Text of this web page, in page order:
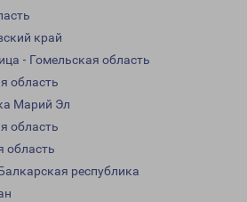
край
- Гомельская область
область
Марий Эл
область
область
республика